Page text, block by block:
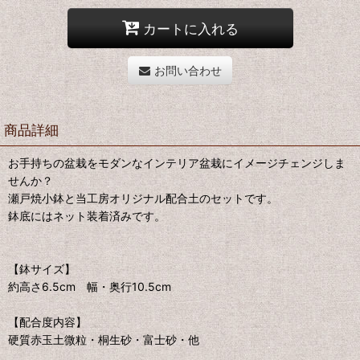
カートに入れる
お問い合わせ
商品詳細
お手持ちの盆栽をモダンなインテリア盆栽にイメージチェンジしま
せんか？
瀬戸焼小鉢と当工房オリジナル配合土のセットです。
鉢底にはネット装着済みです。
【鉢サイズ】
約高さ6.5cm 幅・奥行10.5cm
【配合度内容】
硬質赤玉土微粒・桐生砂・富士砂・他